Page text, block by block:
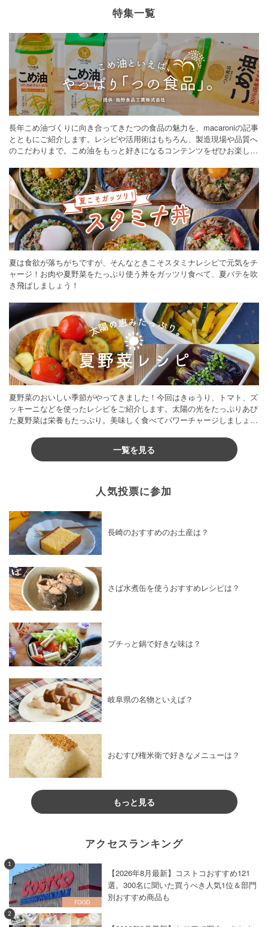
特集一覧
長年こめ油づくりに向き合ってきたつの食品の魅力を、macaroniの記事
とともにご紹介します。レシピや活用術はもちろん、製造現場や品質へ
のこだわりまで。こめ油をもっと好きになるコンテンツをぜひお楽しみ
夏は食欲が落ちがちですが、そんなときこそスタミナレシピで元気をチ
ャージ！お肉や夏野菜をたっぷり使う丼をガッツリ食べて、夏バテを吹
き飛ばしましょう！
夏野菜のおいしい季節がやってきました！今回はきゅうり、トマト、ズ
ッキーニなどを使ったレシピをご紹介します。太陽の光をたっぷりあび
た夏野菜は栄養もたっぷり。美味しく食べてパワーチャージしましょう
一覧を見る
人気投票に参加
長崎のおすすめのお土産は？
さば水煮缶を使うおすすめレシピは？
プチっと鍋で好きな味は？
岐阜県の名物といえば？
おむすび権米衛で好きなメニューは？
もっと見る
アクセスランキング
1
【2026年8月最新】コストコおすすめ121
選。300名に聞いた買うべき人気1位＆部門
別おすすめ商品も
2